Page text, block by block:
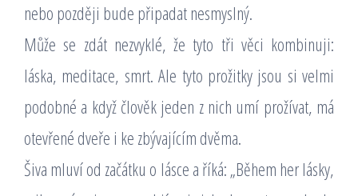
nebo později bude připadat nesmyslný.
Může se zdát nezvyklé, že tyto tři věci kombinuji:
láska, meditace, smrt. Ale tyto prožitky jsou si velmi
podobné a když člověk jeden z nich umí prožívat, má
otevřené dveře i ke zbývajícím dvěma.
Šiva mluví od začátku o lásce a říká: „Během her lásky,